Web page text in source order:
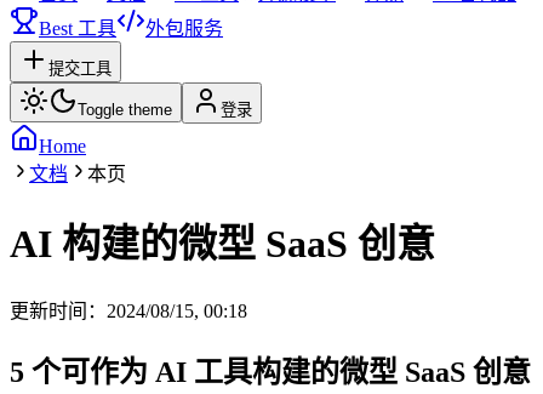
Best 工具
外包服务
提交工具
Toggle theme 登录
Home
文档
本页
AI 构建的微型 SaaS 创意
更新时间： 2024/08/15, 00:18
5 个可作为 AI 工具构建的微型 SaaS 创意